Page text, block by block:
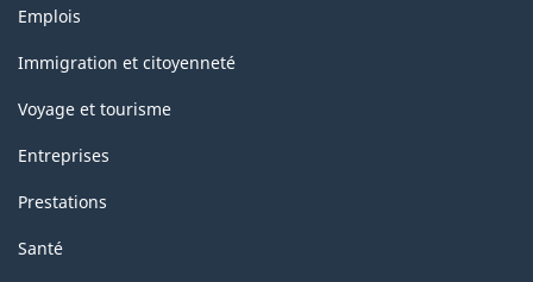
la
classification
Thèmes
sujets
Emplois
Immigration et citoyenneté
Voyage et tourisme
Entreprises
Prestations
Santé